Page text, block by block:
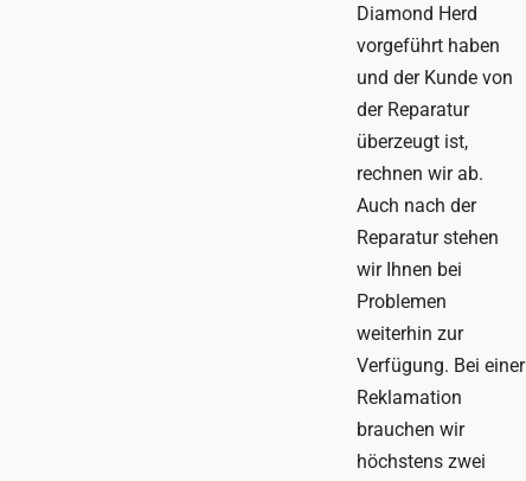
Diamond Herd
vorgeführt haben
und der Kunde von
der Reparatur
überzeugt ist,
rechnen wir ab.
Auch nach der
Reparatur stehen
wir Ihnen bei
Problemen
weiterhin zur
Verfügung. Bei einer
Reklamation
brauchen wir
höchstens zwei